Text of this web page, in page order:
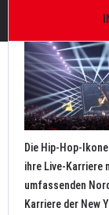
Die Hip-Hop-
ihre Live-Karriere
umfassenden
Karriere der New